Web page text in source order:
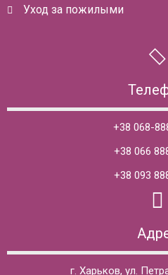
Уход за пожилыми
+38 068-
+38 066
+38 093
г. Харьков, ул.